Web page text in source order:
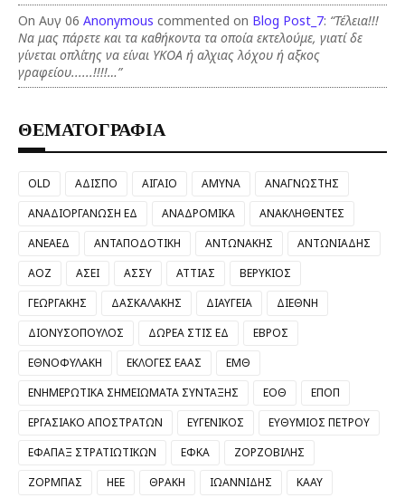
On Αυγ 06 Anonymous commented on Blog Post_7: “Τέλεια!!!
Να μας πάρετε και τα καθήκοντα τα οποία εκτελούμε, γιατί δε
γίνεται οπλίτης να είναι ΥΚΟΑ ή αλχιας λόχου ή αξκος
γραφείου......!!!!…”
ΘΕΜΑΤΟΓΡΑΦΙΑ
OLD ΑΔΙΣΠΟ ΑΙΓΑΙΟ ΑΜΥΝΑ
ΑΝΑΓΝΩΣΤΗΣ
ΑΝΑΔΙΟΡΓΑΝΩΣΗ ΕΔ
ΑΝΑΔΡΟΜΙΚΑ
ΑΝΑΚΛΗΘΕΝΤΕΣ
ΑΝΕΑΕΔ
ΑΝΤΑΠΟΔΟΤΙΚΗ ΑΝΤΩΝΑΚΗΣ
ΑΝΤΩΝΙΑΔΗΣ
ΑΟΖ
ΑΣΕΙ ΑΣΣΥ ΑΤΤΙΑΣ
ΒΕΡΥΚΙΟΣ
ΓΕΩΡΓΑΚΗΣ
ΔΑΣΚΑΛΑΚΗΣ ΔΙΑΥΓΕΙΑ
ΔΙΕΘΝΗ
ΔΙΟΝΥΣΟΠΟΥΛΟΣ
ΔΩΡΕΑ ΣΤΙΣ ΕΔ
ΕΒΡΟΣ
ΕΘΝΟΦΥΛΑΚΗ
ΕΚΛΟΓΕΣ ΕΑΑΣ
ΕΜΘ
ΕΝΗΜΕΡΩΤΙΚΑ ΣΗΜΕΙΩΜΑΤΑ ΣΥΝΤΑΞΗΣ
ΕΟΘ
ΕΠΟΠ
ΕΡΓΑΣΙΑΚΟ ΑΠΟΣΤΡΑΤΩΝ
ΕΥΓΕΝΙΚΟΣ
ΕΥΘΥΜΙΟΣ ΠΕΤΡΟΥ
ΕΦΑΠΑΞ ΣΤΡΑΤΙΩΤΙΚΩΝ
ΕΦΚΑ
ΖΟΡΖΟΒΙΛΗΣ
ΖΟΡΜΠΑΣ
ΗΕΕ ΘΡΑΚΗ ΙΩΑΝΝΙΔΗΣ
ΚΑΑΥ